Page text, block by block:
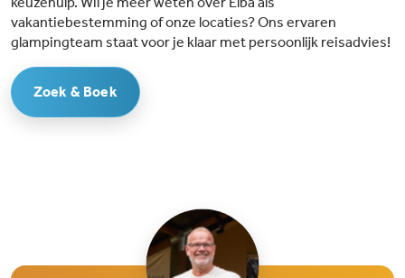
vakantiebestemming of onze locaties? Ons ervaren
glampingteam staat voor je klaar met persoonlijk reisadvies!
Zoek & Boek